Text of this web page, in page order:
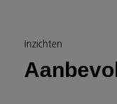
Inzichten